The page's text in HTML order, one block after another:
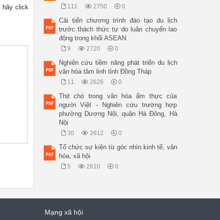
hãy click
111 2750 0
Cải tiến chương trình đào tạo du lịch
trước thách thức tự do luân chuyển lao
động trong khối ASEAN
9 2720 0
Nghiên cứu tiềm năng phát triển du lịch
văn hóa tâm linh tỉnh Đồng Tháp
11 2626 0
Thịt chó trong văn hóa ẩm thực của
người Việt - Nghiên cứu trường hợp
phường Dương Nội, quận Hà Đông, Hà
Nội
30 2612 0
Tổ chức sự kiện từ góc nhìn kinh tế, văn
hóa, xã hội
5 2610 0
Mạng xã hội